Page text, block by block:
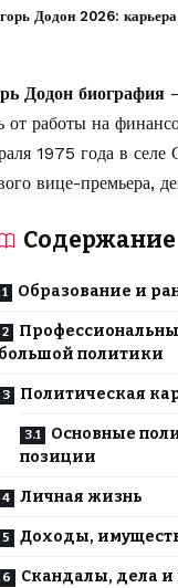
Додон 2026:
Додон биография
от работы на
1975 года в
вице-премьера,
Содержание
Образование и
большой политики
Политическая
Основные
позиции
Личная жизнь
Доходы,
Скандалы, дела